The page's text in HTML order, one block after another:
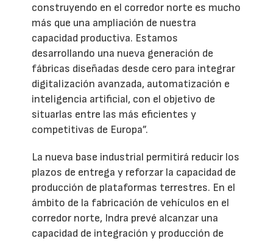
construyendo en el corredor norte es mucho
más que una ampliación de nuestra
capacidad productiva. Estamos
desarrollando una nueva generación de
fábricas diseñadas desde cero para integrar
digitalización avanzada, automatización e
inteligencia artificial, con el objetivo de
situarlas entre las más eficientes y
competitivas de Europa”.
La nueva base industrial permitirá reducir los
plazos de entrega y reforzar la capacidad de
producción de plataformas terrestres. En el
ámbito de la fabricación de vehículos en el
corredor norte, Indra prevé alcanzar una
capacidad de integración y producción de